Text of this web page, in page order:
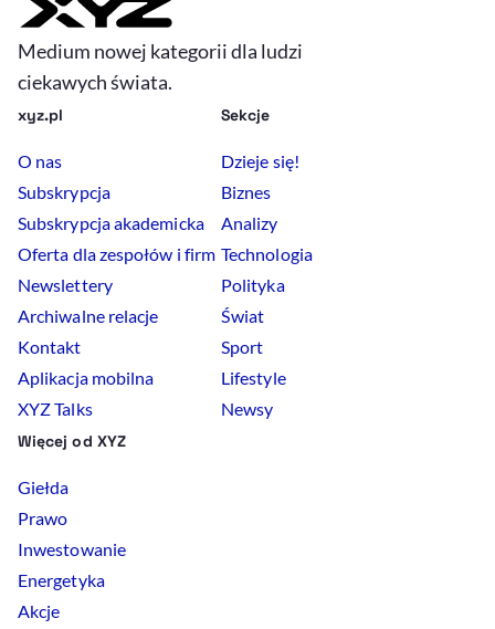
Medium nowej kategorii dla ludzi
ciekawych świata.
xyz.pl
O nas
Subskrypcja
Subskrypcja akademicka
Oferta dla zespołów i firm
Newslettery
Archiwalne relacje
Kontakt
Aplikacja mobilna
XYZ Talks
Sekcje
Dzieje się!
Biznes
Analizy
Technologia
Polityka
Świat
Sport
Lifestyle
Newsy
Więcej od XYZ
Giełda
Prawo
Inwestowanie
Energetyka
Akcje